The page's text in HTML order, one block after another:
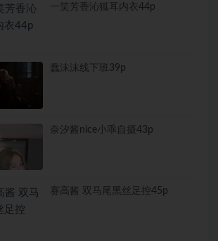
一笑芳香沁狐耳内衣44p
蠢沫沫线下班39p
奈汐酱nice小乖自摄43p
赛高酱 双马尾黑丝足控45p